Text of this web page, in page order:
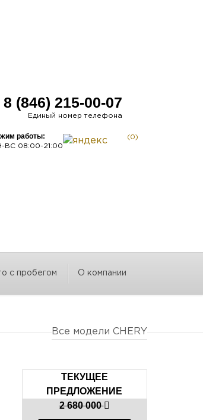
8 (846) 215-00-07
Единый номер телефона
работы:
ВС 08:00-21:00
(0)
с пробегом О компании
Все модели CHERY
ТЕКУЩЕЕ
ПРЕДЛОЖЕНИЕ
2 680 000